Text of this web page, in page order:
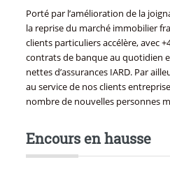
Porté par l’amélioration de la
la reprise du marché immobilier
clients particuliers accélère, avec
contrats de banque au quotidien
nettes d’assurances IARD. Par
au service de nos clients
nombre de nouvelles personnes
Encours en hausse